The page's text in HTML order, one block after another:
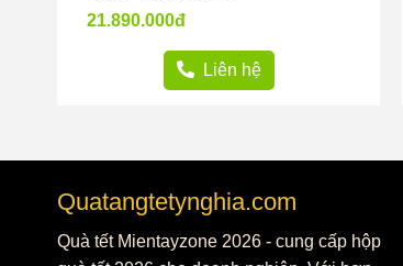
21.890.000đ
Liên hệ
Quatangtetynghia.com
Quà tết Mientayzone 2026 - cung cấp hộp